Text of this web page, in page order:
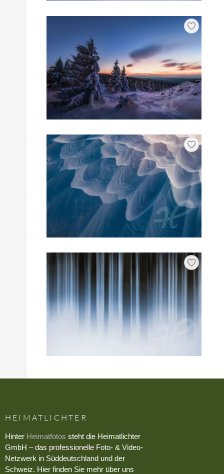
HEIMATLICHTER
Hinter Heimatfotos steht die Heimatlichter
GmbH – das professionelle Foto- & Video-
Netzwerk in Süddeutschland und der
Schweiz. Hier finden Sie mehr über uns